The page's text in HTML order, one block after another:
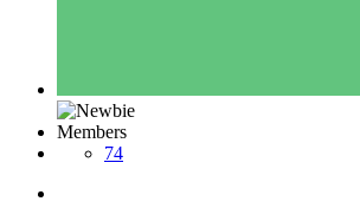
Members
74